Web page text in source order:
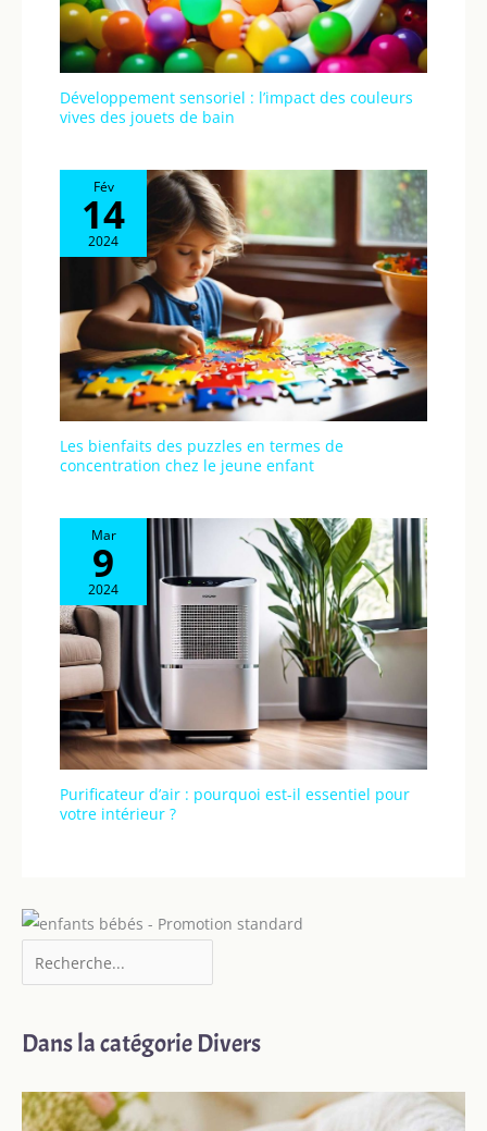
Développement sensoriel : l’impact des couleurs
vives des jouets de bain
Fév
14
2024
Les bienfaits des puzzles en termes de
concentration chez le jeune enfant
Mar
9
2024
Purificateur d’air : pourquoi est-il essentiel pour
votre intérieur ?
Dans la catégorie Divers